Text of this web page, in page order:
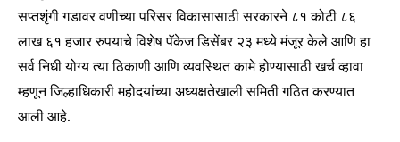
सप्तशृंगी गडावर वणीच्या परिसर विकासासाठी सरकारने ८१ कोटी ८६
लाख ६१ हजार रुपयाचे विशेष पॅकेज डिसेंबर २३ मध्ये मंजूर केले आणि हा
सर्व निधी योग्य त्या ठिकाणी आणि व्यवस्थित कामे होण्यासाठी खर्च व्हावा
म्हणून जिल्हाधिकारी महोदयांच्या अध्यक्षतेखाली समिती गठित करण्यात
आली आहे.